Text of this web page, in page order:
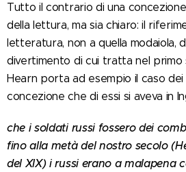
Tutto il contrario di una
della lettura, ma sia chiaro: il
letteratura, non a quella modaiola,
divertimento di cui tratta nel primo
Hearn porta ad esempio il caso dei
concezione che di essi si aveva in
che i soldati russi fossero dei
fino alla metà del nostro secolo
del XIX) i russi erano a malapena